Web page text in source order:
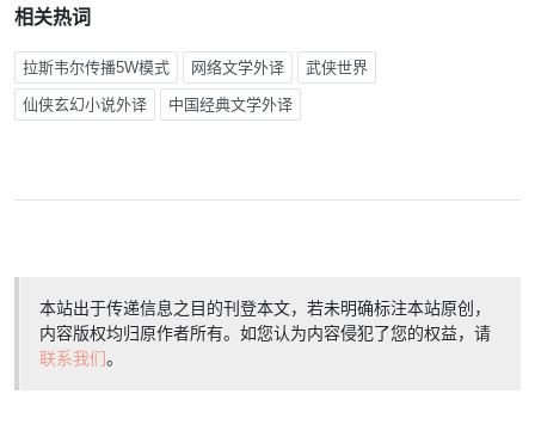
相关热词
拉斯韦尔传播5W模式 网络文学外译 武侠世界
仙侠玄幻小说外译 中国经典文学外译
本站出于传递信息之目的刊登本文，若未明确标注本站原创，
内容版权均归原作者所有。如您认为内容侵犯了您的权益，请
联系我们。